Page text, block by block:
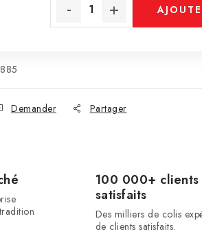
Demander Partager
100 000+ clients
satisfaits
Des milliers de colis
de clients satisfaits.